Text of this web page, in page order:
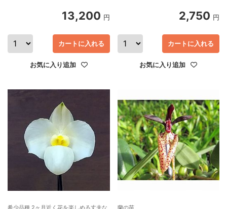
13,200 円
お気に入り追加
カートに入れる
2,750 円
お気に入り追加
カートに入れる
希少品種 2ヶ月近く花を楽しめる丈夫な
蘭の苗